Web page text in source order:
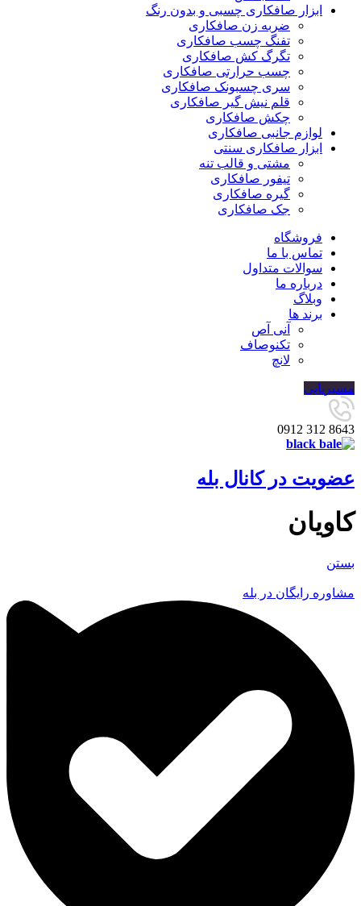
ابزار صافکاری چسبی و بدون رنگ
ضربه زن صافکاری
تفنگ چسب صافکاری
تگرگ کش صافکاری
چسب حرارتی صافکاری
سری چسبونک صافکاری
قلم نیش گیر صافکاری
چکش صافکاری
لوازم جانبی صافکاری
ابزار صافکاری سنتی
مشتی و قالب تنه
تیفور صافکاری
گیره صافکاری
جک صافکاری
فروشگاه
تماس با ما
سوالات متداول
درباره ما
وبلاگ
برند ها
آنی آص
تکنوصاف
لانچ
مسیریابی
8643 312 0912
عضویت در کانال بله
کاویان
بستن
مشاوره رایگان در بله